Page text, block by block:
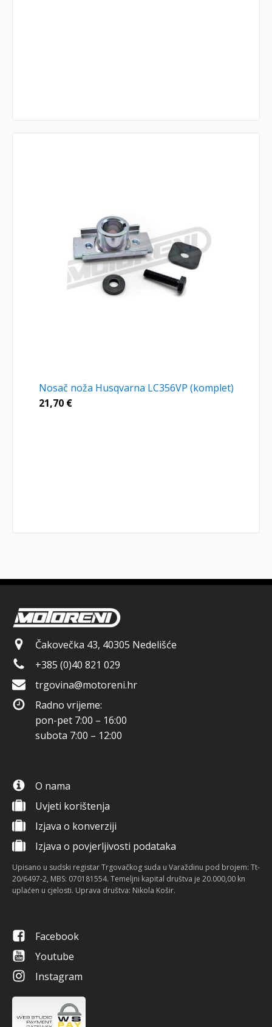
Nosač noža Husqvarna LC356VP (komplet)
21,70 €
Čakovečka 43, 40305 Nedelišće
+385 (0)40 821 029
trgovina@motoreni.hr
Radno vrijeme:
pon-pet 7:00 – 16:00
subota 7:00 – 12:00
O nama
Uvjeti korištenja
Izjava o konverziji
Izjava o povjerljivosti podataka
Upisano u sudski registar Trgovačkog suda u Varaždinu pod brojem: Tt-
20/6497-2, MBS: 070181554. Temeljni kapital društva je 20.000,00 kn
uplaćen u cjelosti. Uprava društva: Nikola Košir.
Facebook
Youtube
Instagram